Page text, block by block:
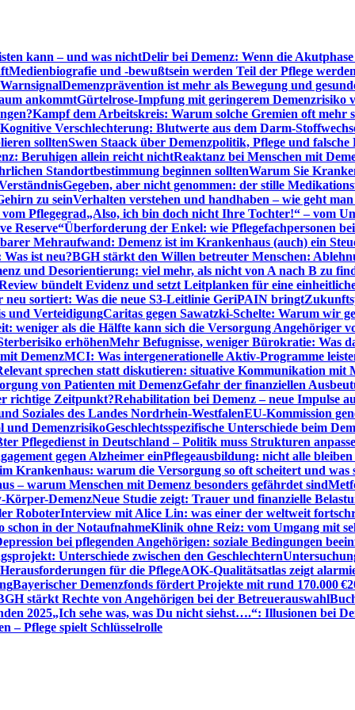
kann – und was nichtDelir bei Demenz: Wenn die
Medienbiografie und -bewußtsein werden Teil der Pflege werden
Demenzprävention ist mehr als Bewegung und
ankommtGürtelrose-Impfung mit geringerem Demenzrisiko
Kampf dem Arbeitskreis: Warum solche Gremien oft mehr
Kognitive Verschlechterung: Blutwerte aus dem Darm-
solltenSwen Staack über Demenzpolitik, Pflege und falsche
Beruhigen allein reicht nichtReaktanz bei Menschen mit
Standortbestimmung beginnen solltenWarum Sie
Gegeben, aber nicht genommen: der stille
zu seinVerhalten verstehen und handhaben – wie geht
Pflegegrad„Also, ich bin doch nicht Ihre Tochter!“ – vom
Reserve“Überforderung der Enkel: wie Pflegefachpersonen
Mehraufwand: Demenz ist im Krankenhaus (auch) ein
ist neu?BGH stärkt den Willen betreuter Menschen:
und Desorientierung: viel mehr, als nicht von A nach B zu
bündelt Evidenz und setzt Leitplanken für eine
neu sortiert: Was die neue S3-Leitlinie GeriPAIN bringt
und VerteidigungCaritas gegen Sawatzki-Schelte: Warum wir
weniger als die Hälfte kann sich die Versorgung Angehöriger
erhöhenMehr Befugnisse, weniger Bürokratie: Was
DemenzMCI: Was intergenerationelle Aktiv-Programme
sprechen statt diskutieren: situative Kommunikation mit
von Patienten mit DemenzGefahr der finanziellen
richtige Zeitpunkt?Rehabilitation bei Demenz – neue Impulse
Soziales des Landes Nordrhein-WestfalenEU-Kommission
und DemenzrisikoGeschlechtsspezifische Unterschiede beim
Pflegedienst in Deutschland – Politik muss Strukturen
gegen Alzheimer einPflegeausbildung: nicht alle bleiben
Krankenhaus: warum die Versorgung so oft scheitert und was
– warum Menschen mit Demenz besonders gefährdet sind
Körper-DemenzNeue Studie zeigt: Trauer und finanzielle
RoboterInterview mit Alice Lin: was einer der weltweit
schon in der NotaufnahmeKlinik ohne Reiz: vom Umgang mit
bei pflegenden Angehörigen: soziale Bedingungen
Unterschiede zwischen den Geschlechtern
für die PflegeAOK-Qualitätsatlas zeigt
Bayerischer Demenzfonds fördert Projekte mit rund 170.000 €
stärkt Rechte von Angehörigen bei der Betreuerauswahl
2025„Ich sehe was, was Du nicht siehst….“: Illusionen bei
– Pflege spielt Schlüsselrolle